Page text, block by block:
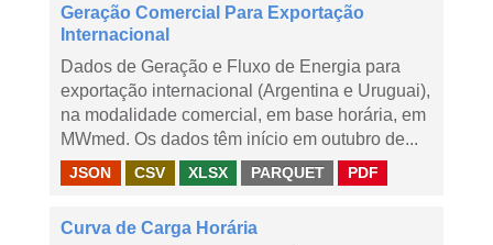
Geração Comercial Para Exportação
Internacional
Dados de Geração e Fluxo de Energia para
exportação internacional (Argentina e Uruguai),
na modalidade comercial, em base horária, em
MWmed. Os dados têm início em outubro de...
JSON CSV XLSX PARQUET PDF
Curva de Carga Horária